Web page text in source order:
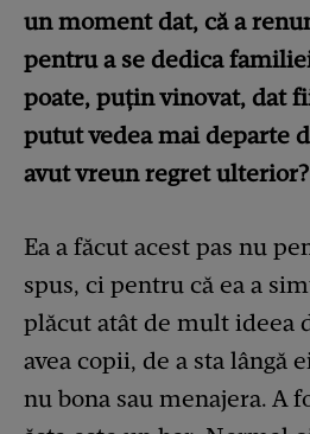
un moment dat, că a
pentru a se dedica
poate, puțin vinovat, dat
putut vedea mai departe
avut vreun regret ulterior?
Ea a făcut acest pas nu
spus, ci pentru că ea a
plăcut atât de mult ideea
avea copii, de a sta lângă
nu bona sau menajera. A